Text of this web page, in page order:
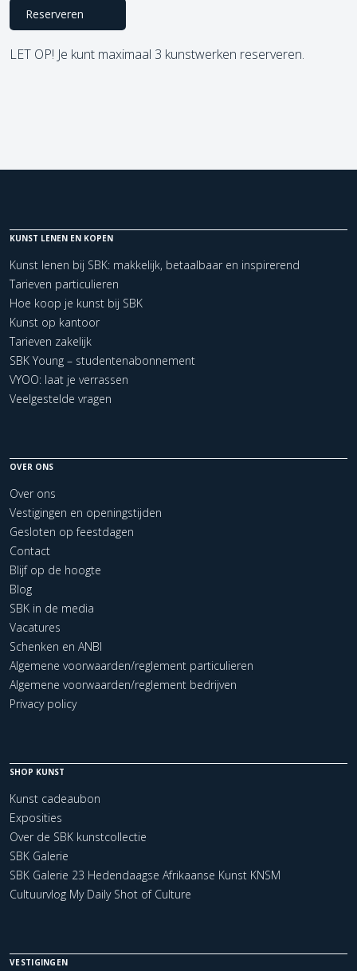
Reserveren
LET OP! Je kunt maximaal 3 kunstwerken reserveren.
KUNST LENEN EN KOPEN
Kunst lenen bij SBK: makkelijk, betaalbaar en inspirerend
Tarieven particulieren
Hoe koop je kunst bij SBK
Kunst op kantoor
Tarieven zakelijk
SBK Young – studentenabonnement
VYOO: laat je verrassen
Veelgestelde vragen
OVER ONS
Over ons
Vestigingen en openingstijden
Gesloten op feestdagen
Contact
Blijf op de hoogte
Blog
SBK in de media
Vacatures
Schenken en ANBI
Algemene voorwaarden/reglement particulieren
Algemene voorwaarden/reglement bedrijven
Privacy policy
SHOP KUNST
Kunst cadeaubon
Exposities
Over de SBK kunstcollectie
SBK Galerie
SBK Galerie 23 Hedendaagse Afrikaanse Kunst KNSM
Cultuurvlog My Daily Shot of Culture
VESTIGINGEN